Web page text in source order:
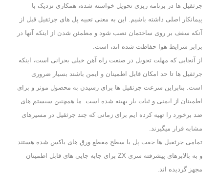
جرثقیل ها در برنامه ریزی تحویل خواسته شده، همکاری نزدیک با
پیمانکار اصلی داشته باشیم.
این به معنی تعبیه پل های جرثقیل قبل از
آنکه سقف بر روی ساختمان نصب شود و مطمئن شدن از اینکه آنها در
برابر شرایط هوا حفاظت شده اند، است.
از آنجایی که مهلت تحویل در صنعت راه آهن خیلی بحرانی است، اینکه
جرثقیل ها تا حد امکان قابل اطمینان و ایمن باشند بسیار ضروری
است. بنابراین سرعت جرثقیل ها برای رسیدن به محصول موثر و برای
اطمینان از ایمنی و ثبات بار بهینه شده است. ما همچنین سیستم های
ضد برخورد را تهیه کرده ایم برای زمانی که چند جرثقیل در مسیرهای
مشابه قرار میگیرند.
تمامی جرثقیل ها جفت پل با سطح مقطع ورق های باکس شده هستند
و به بالابرهای پیشرفته سری ZX برای جابه جایی های قابل اطمینان
مجهز گردیده اند.